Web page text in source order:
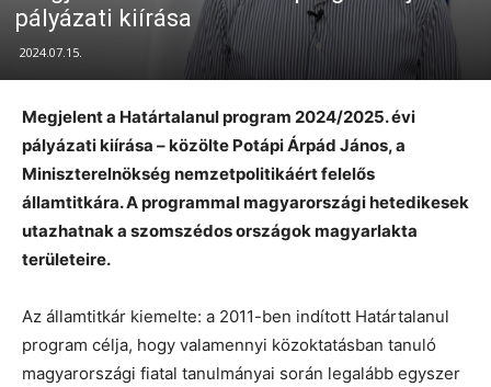
pályázati kiírása
2024.07.15.
Megjelent a Határtalanul program 2024/2025. évi
pályázati kiírása – közölte Potápi Árpád János, a
Miniszterelnökség nemzetpolitikáért felelős
államtitkára. A programmal magyarországi hetedikesek
utazhatnak a szomszédos országok magyarlakta
területeire.
Az államtitkár kiemelte: a 2011-ben indított Határtalanul
program célja, hogy valamennyi közoktatásban tanuló
magyarországi fiatal tanulmányai során legalább egyszer